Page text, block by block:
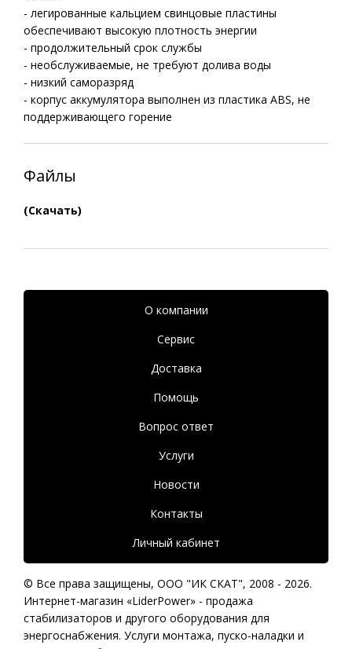
- легированные кальцием свинцовые пластины
обеспечивают высокую плотность энергии
- продолжительный срок службы
- необслуживаемые, не требуют долива воды
- низкий саморазряд
- корпус аккумулятора выполнен из пластика ABS, не
поддерживающего горение
Файлы
(Скачать)
О компании
Сервис
Доставка
Помощь
Вопрос ответ
Услуги
Новости
Контакты
Личный кабинет
© Все права защищены, ООО "ИК СКАТ", 2008 - 2026.
Интернет-магазин «LiderPower» - продажа
стабилизаторов и другого оборудования для
энергоснабжения. Услуги монтажа, пуско-наладки и